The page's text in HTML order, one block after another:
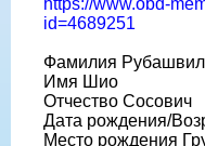
https://www.obd-
id=4689251
Фамилия
Имя Шио
Отчество Сосович
Дата рождения/
Место рождения